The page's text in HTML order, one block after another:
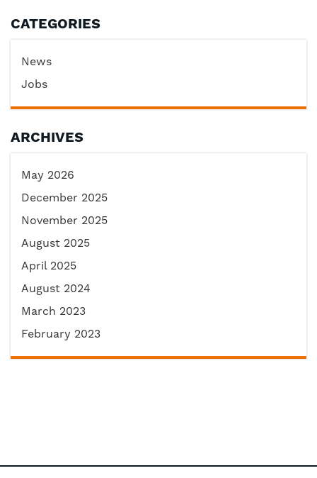
CATEGORIES
News
Jobs
ARCHIVES
May 2026
December 2025
November 2025
August 2025
April 2025
August 2024
March 2023
February 2023